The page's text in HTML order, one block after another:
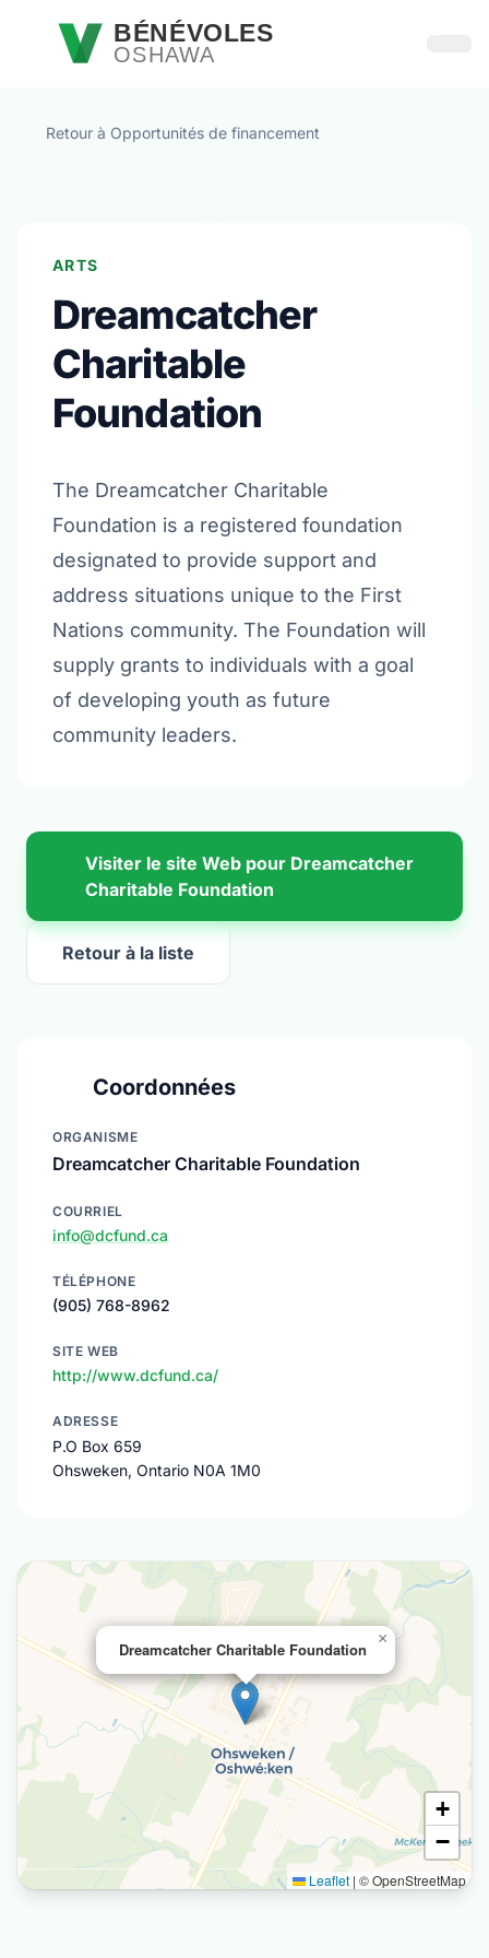
Passer au contenu principal
BÉNÉVOLES
OSHAWA
Retour à Opportunités de financement
ARTS
Dreamcatcher
Charitable
Foundation
The Dreamcatcher Charitable
Foundation is a registered foundation
designated to provide support and
address situations unique to the First
Nations community. The Foundation will
supply grants to individuals with a goal
of developing youth as future
community leaders.
Visiter le site Web pour Dreamcatcher
Charitable Foundation
Retour à la liste
Coordonnées
ORGANISME
Dreamcatcher Charitable Foundation
COURRIEL
info@dcfund.ca
TÉLÉPHONE
(905) 768-8962
SITE WEB
http://www.dcfund.ca/
ADRESSE
P.O Box 659
Ohsweken, Ontario N0A 1M0
Dreamcatcher Charitable Foundation
×
+
−
Leaflet | © OpenStreetMap